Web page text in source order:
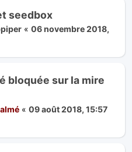
seedbox
« 06 novembre 2018,
bloquée sur la mire
« 09 août 2018, 15:57